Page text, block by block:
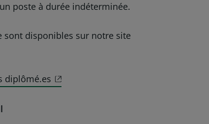
poste à durée indéterminée.
sont disponibles sur notre site
diplômé.es